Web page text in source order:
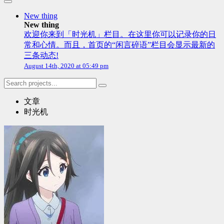
New thing
New thing
欢迎你来到「时光机」栏目。在这里你可以记录你的日
常和心情。而且，首页的“闲言碎语”栏目会显示最新的
三条动态!
August 14th, 2020 at 05:49 pm
文章
时光机